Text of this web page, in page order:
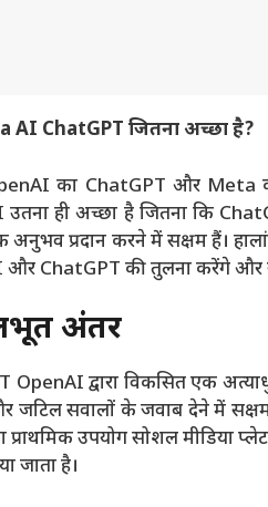
AI ChatGPT जितना अच्छा है?
का ChatGPT और Meta
ही अच्छा है जितना कि
अनुभव प्रदान करने में सक्षम हैं।
ChatGPT की तुलना करेंगे और
अंतर
OpenAI द्वारा विकसित एक
सवालों के जवाब देने में सक्षम
उपयोग सोशल मीडिया
जाता है।